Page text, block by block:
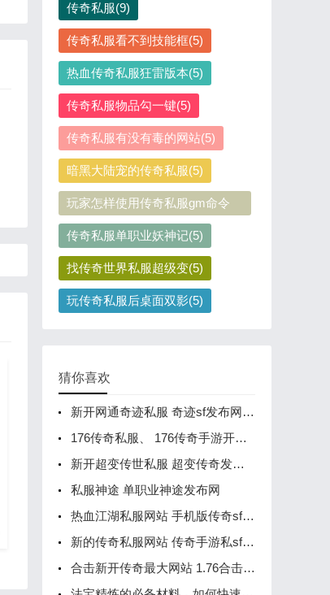
传奇私服(9)
传奇私服看不到技能框(5)
热血传奇私服狂雷版本(5)
传奇私服物品勾一键(5)
传奇私服有没有毒的网站(5)
暗黑大陆宠的传奇私服(5)
玩家怎样使用传奇私服gm命令
(5)
传奇私服单职业妖神记(5)
找传奇世界私服超级变(5)
玩传奇私服后桌面双影(5)
猜你喜欢
新开网通奇迹私服 奇迹sf发布网新开服
176传奇私服、 176传奇手游开服网
新开超变传世私服 超变传奇发布网站
私服神途 单职业神途发布网
热血江湖私服网站 手机版传奇sf开服网站
新的传奇私服网站 传奇手游私sf平台
合击新开传奇最大网站 1.76合击传奇发布网站